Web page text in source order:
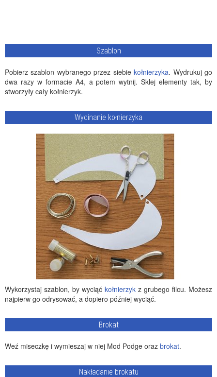
Szablon
Pobierz szablon wybranego przez siebiekołnierzyka. Wydrukuj go
dwa razy w formacie A4, a potem wytnij. Sklej elementy tak, by
stworzyły cały kołnierzyk.
Wycinanie kołnierzyka
Wykorzystaj szablon, by wyciąć kołnierzyk z grubego filcu. Możesz
najpierw go odrysować, a dopiero później wyciąć.
Brokat
Weź miseczkę i wymieszaj w niej Mod Podge oraz brokat.
Nakładanie brokatu